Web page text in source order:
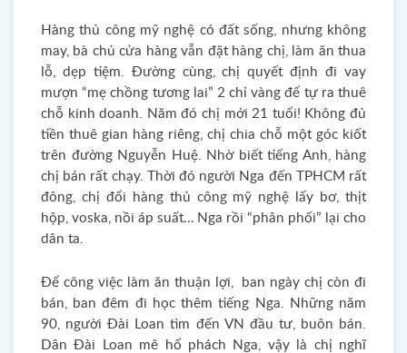
Hàng thủ công mỹ nghệ có đất sống, nhưng không
may, bà chủ cửa hàng vẫn đặt hàng chị, làm ăn thua
lỗ, dẹp tiệm. Đường cùng, chị quyết định đi vay
mượn “mẹ chồng tương lai” 2 chỉ vàng để tự ra thuê
chỗ kinh doanh. Năm đó chị mới 21 tuổi! Không đủ
tiền thuê gian hàng riêng, chị chia chỗ một góc kiốt
trên đường Nguyễn Huệ. Nhờ biết tiếng Anh, hàng
chị bán rất chạy. Thời đó người Nga đến TPHCM rất
đông, chị đổi hàng thủ công mỹ nghệ lấy bơ, thịt
hộp, voska, nồi áp suất… Nga rồi “phân phối” lại cho
dân ta.
Để công việc làm ăn thuận lợi, ban ngày chị còn đi
bán, ban đêm đi học thêm tiếng Nga. Những năm
90, người Đài Loan tìm đến VN đầu tư, buôn bán.
Dân Đài Loan mê hổ phách Nga, vậy là chị nghĩ